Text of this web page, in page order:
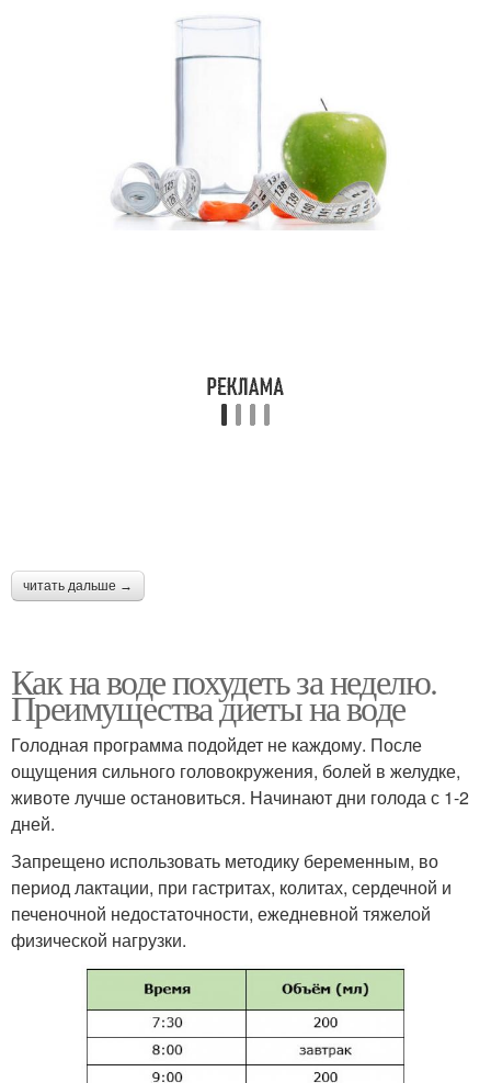
читать дальше →
Как на воде похудеть за неделю.
Преимущества диеты на воде
Голодная программа подойдет не каждому. После
ощущения сильного головокружения, болей в желудке,
животе лучше остановиться. Начинают дни голода с 1-2
дней.
Запрещено использовать методику беременным, во
период лактации, при гастритах, колитах, сердечной и
печеночной недостаточности, ежедневной тяжелой
физической нагрузки.